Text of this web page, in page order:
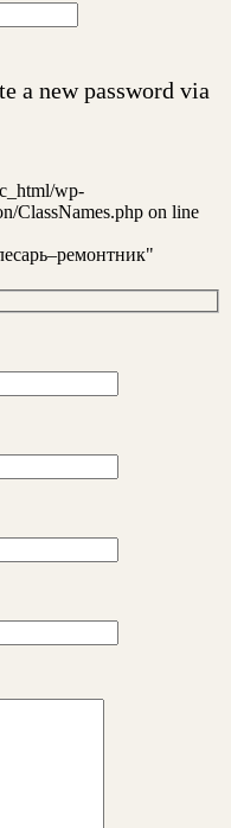
a new password via
wp-
ClassNames.php on line